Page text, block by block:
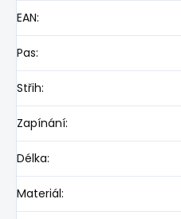
EAN:
Pas:
Střih:
Zapínání:
Délka:
Materiál: